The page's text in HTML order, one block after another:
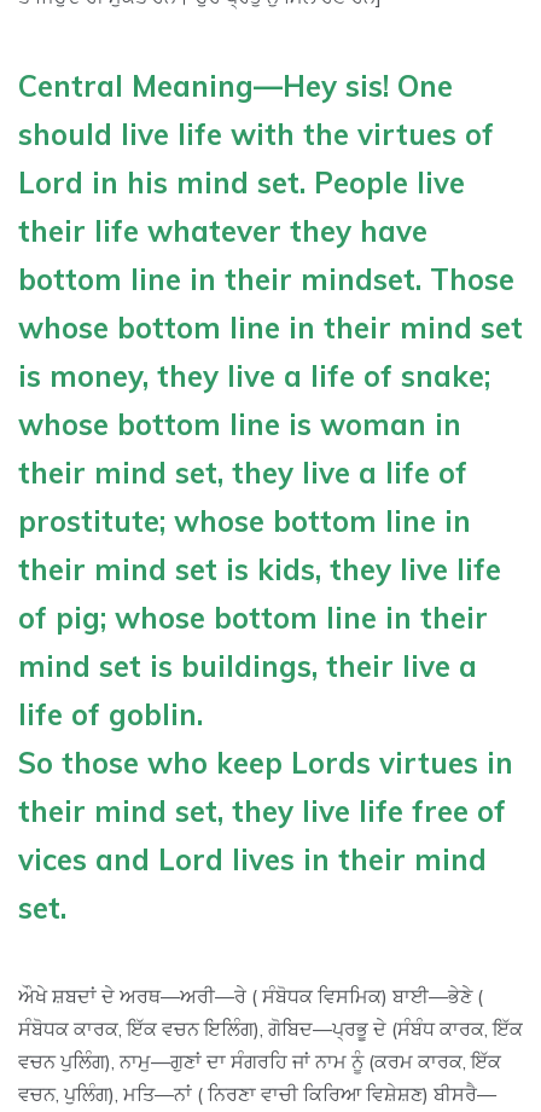
Central Meaning—Hey sis! One
should live life with the virtues of
Lord in his mind set. People live
their life whatever they have
bottom line in their mindset. Those
whose bottom line in their mind set
is money, they live a life of snake;
whose bottom line is woman in
their mind set, they live a life of
prostitute; whose bottom line in
their mind set is kids, they live life
of pig; whose bottom line in their
mind set is buildings, their live a
life of goblin.
So those who keep Lords virtues in
their mind set, they live life free of
vices and Lord lives in their mind
set.
ਔਖੇ ਸ਼ਬਦਾਂ ਦੇ ਅਰਥ—ਅਰੀ—ਰੇ ( ਸੰਬੋਧਕ ਵਿਸਮਿਕ) ਬਾਈ—ਭੇਣੇ (
ਸੰਬੋਧਕ ਕਾਰਕ, ਇੱਕ ਵਚਨ ਇਲਿੰਗ), ਗੋਬਿਦ—ਪ੍ਰਭੂ ਦੇ (ਸੰਬੰਧ ਕਾਰਕ, ਇੱਕ
ਵਚਨ ਪੁਲਿੰਗ), ਨਾਮੁ—ਗੁਣਾਂ ਦਾ ਸੰਗਰਹਿ ਜਾਂ ਨਾਮ ਨੂੰ (ਕਰਮ ਕਾਰਕ, ਇੱਕ
ਵਚਨ, ਪੁਲਿੰਗ), ਮਤਿ—ਨਾਂ ( ਨਿਰਣਾ ਵਾਚੀ ਕਿਰਿਆ ਵਿਸ਼ੇਸ਼ਣ) ਬੀਸਰੈ—